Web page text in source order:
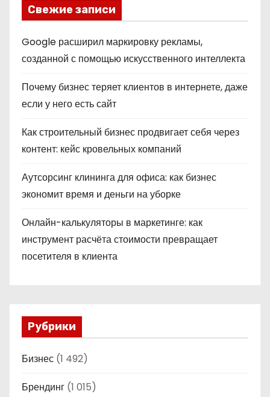
Свежие записи
Google расширил маркировку рекламы,
созданной с помощью искусственного интеллекта
Почему бизнес теряет клиентов в интернете, даже
если у него есть сайт
Как строительный бизнес продвигает себя через
контент: кейс кровельных компаний
Аутсорсинг клининга для офиса: как бизнес
экономит время и деньги на уборке
Онлайн-калькуляторы в маркетинге: как
инструмент расчёта стоимости превращает
посетителя в клиента
Рубрики
Бизнес (1 492)
Брендинг (1 015)